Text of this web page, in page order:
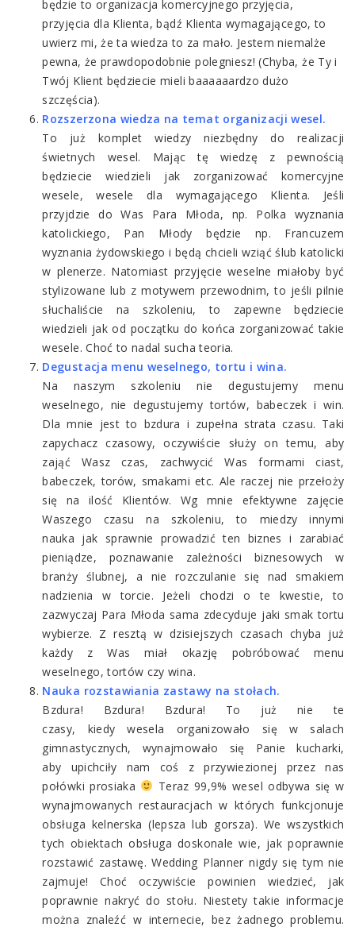
będzie to organizacja komercyjnego przyjęcia,
przyjęcia dla Klienta, bądź Klienta wymagającego, to
uwierz mi, że ta wiedza to za mało. Jestem niemalże
pewna, że prawdopodobnie polegniesz! (Chyba, że Ty i
Twój Klient będziecie mieli baaaaaardzo dużo
szczęścia).
Rozszerzona wiedza na temat organizacji wesel.
To już komplet wiedzy niezbędny do realizacji
świetnych wesel. Mając tę wiedzę z pewnością
będziecie wiedzieli jak zorganizować komercyjne
wesele, wesele dla wymagającego Klienta. Jeśli
przyjdzie do Was Para Młoda, np. Polka wyznania
katolickiego, Pan Młody będzie np. Francuzem
wyznania żydowskiego i będą chcieli wziąć ślub katolicki
w plenerze. Natomiast przyjęcie weselne miałoby być
stylizowane lub z motywem przewodnim, to jeśli pilnie
słuchaliście na szkoleniu, to zapewne będziecie
wiedzieli jak od początku do końca zorganizować takie
wesele. Choć to nadal sucha teoria.
Degustacja menu weselnego, tortu i wina.
Na naszym szkoleniu nie degustujemy menu
weselnego, nie degustujemy tortów, babeczek i win.
Dla mnie jest to bzdura i zupełna strata czasu. Taki
zapychacz czasowy, oczywiście służy on temu, aby
zająć Wasz czas, zachwycić Was formami ciast,
babeczek, torów, smakami etc. Ale raczej nie przełoży
się na ilość Klientów. Wg mnie efektywne zajęcie
Waszego czasu na szkoleniu, to miedzy innymi
nauka jak sprawnie prowadzić ten biznes i zarabiać
pieniądze, poznawanie zależności biznesowych w
branży ślubnej, a nie rozczulanie się nad smakiem
nadzienia w torcie. Jeżeli chodzi o te kwestie, to
zazwyczaj Para Młoda sama zdecyduje jaki smak tortu
wybierze. Z resztą w dzisiejszych czasach chyba już
każdy z Was miał okazję pobróbować menu
weselnego, tortów czy wina.
Nauka rozstawiania zastawy na stołach.
Bzdura! Bzdura! Bzdura! To już nie te
czasy, kiedy wesela organizowało się w salach
gimnastycznych, wynajmowało się Panie kucharki,
aby upichciły nam coś z przywiezionej przez nas
połówki prosiaka
Teraz 99,9% wesel odbywa się w
wynajmowanych restauracjach w których funkcjonuje
obsługa kelnerska (lepsza lub gorsza). We wszystkich
tych obiektach obsługa doskonale wie, jak poprawnie
rozstawić zastawę. Wedding Planner nigdy się tym nie
zajmuje! Choć oczywiście powinien wiedzieć, jak
poprawnie nakryć do stołu. Niestety takie informacje
można znaleźć w internecie, bez żadnego problemu.